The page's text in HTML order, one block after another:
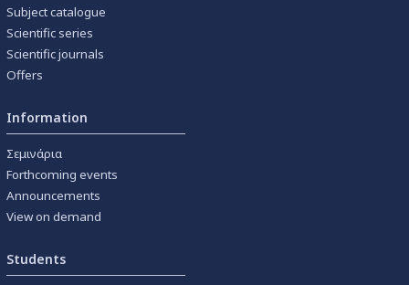
Subject catalogue
Scientific series
Scientific journals
Offers
Information
Σεμινάρια
Forthcoming events
Announcements
View on demand
Students